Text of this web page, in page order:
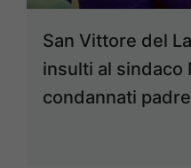
San Vittore del
insulti al sindaco
condannati